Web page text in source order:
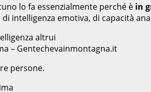
lo fa essenzialmente perché è in
intelligenza emotiva, di capacità
– Gentechevainmontagna.it
persone.